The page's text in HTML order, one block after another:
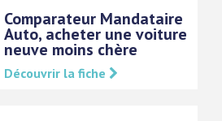
Comparateur Mandataire
Auto, acheter une voiture
neuve moins chère
Découvrir la fiche